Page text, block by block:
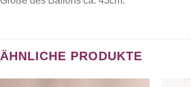
ÄHNLICHE PRODUKTE